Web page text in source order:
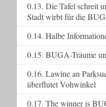
0.13. Die Tafel schreit
Stadt wirbt für die
0.14. Halbe
0.15. BUGA-Träume
0.16. Lawine an
überflutet Vohwinkel
0.17. The winner is